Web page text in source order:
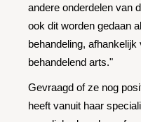
andere onderdelen van
ook dit worden gedaan
behandeling,
behandelend arts."
Gevraagd of ze nog
heeft vanuit haar